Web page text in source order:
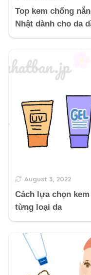
Top kem chống
Nhật dành cho da
August 3, 2022
Cách lựa chọn
từng loại da